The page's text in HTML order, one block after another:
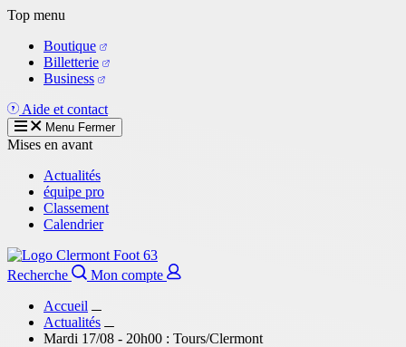
Aller
contenu
principal
Top menu
Boutique
Billetterie
Business
Aide et contact
Menu Fermer
Mises en avant
Actualités
équipe pro
Classement
Calendrier
Recherche
Mon compte
Accueil
Actualités
Mardi 17/08 - 20h00 : Tours/Clermont